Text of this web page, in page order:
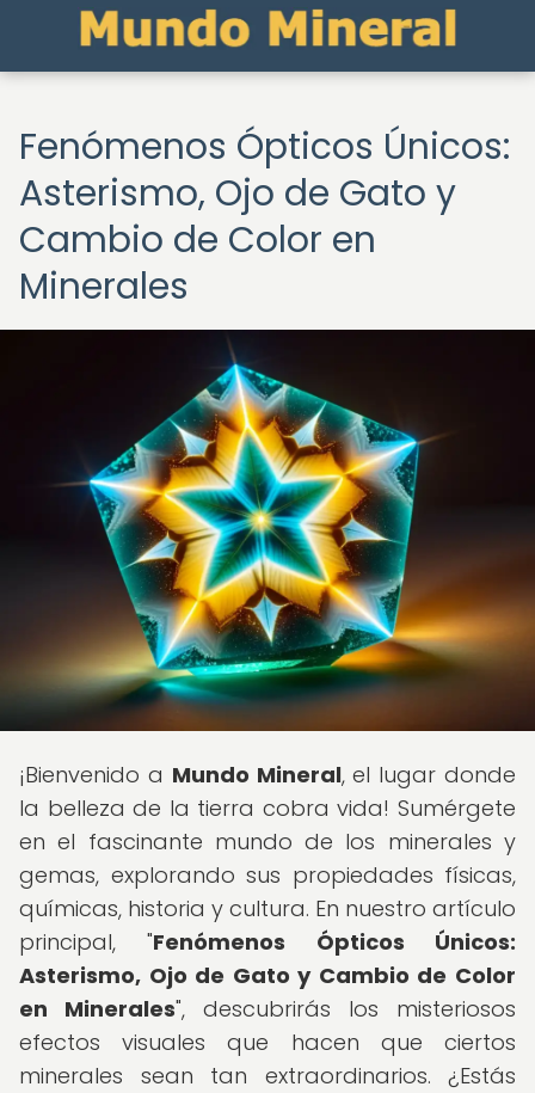
Fenómenos Ópticos Únicos:
Asterismo, Ojo de Gato y
Cambio de Color en
Minerales
¡Bienvenido a Mundo Mineral, el lugar donde
la belleza de la tierra cobra vida! Sumérgete
en el fascinante mundo de los minerales y
gemas, explorando sus propiedades físicas,
químicas, historia y cultura. En nuestro artículo
principal, "Fenómenos Ópticos Únicos:
Asterismo, Ojo de Gato y Cambio de Color
en Minerales", descubrirás los misteriosos
efectos visuales que hacen que ciertos
minerales sean tan extraordinarios. ¿Estás